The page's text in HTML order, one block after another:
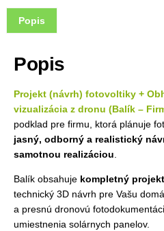
Popis
Popis
Projekt (návrh) fotovoltiky +
vizualizácia z dronu (Balík –
podklad pre firmu, ktorá plánuje
jasný, odborný a realistický
samotnou realizáciou
Balík obsahuje kompletný
technický 3D návrh pre Vašu
a presnú dronovú
umiestnenia solárnych panelov.